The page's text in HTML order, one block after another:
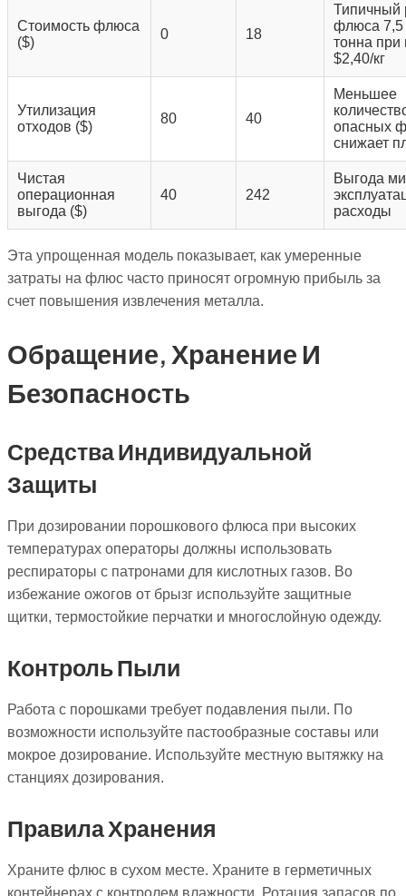
Стоимость флюса
($)
0 18
Типичный
флюса 7,5
тонна при
$2,40/кг
Утилизация
отходов ($)
80 40
Меньшее
опасных
снижает
Чистая
операционная
выгода ($)
40 242
Выгода
расходы
Эта упрощенная модель показывает, как умеренные
затраты на флюс часто приносят огромную прибыль за
счет повышения извлечения металла.
Обращение, Хранение И
Безопасность
Средства Индивидуальной
Защиты
При дозировании порошкового флюса при высоких
температурах операторы должны использовать
респираторы с патронами для кислотных газов. Во
избежание ожогов от брызг используйте защитные
щитки, термостойкие перчатки и многослойную одежду.
Контроль Пыли
Работа с порошками требует подавления пыли. По
возможности используйте пастообразные составы или
мокрое дозирование. Используйте местную вытяжку на
станциях дозирования.
Правила Хранения
Храните флюс в сухом месте. Храните в герметичных